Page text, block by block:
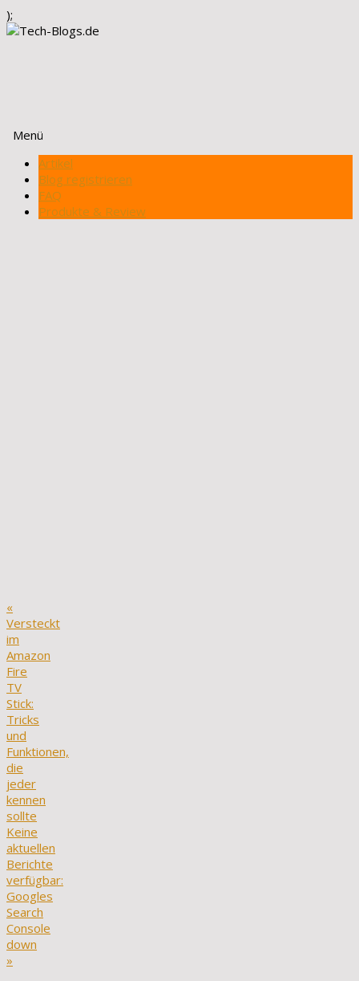
);
Menü
Zum
Inhalt
springen
Artikel
Blog registrieren
FAQ
Produkte & Review
«
Versteckt
im
Amazon
Fire
TV
Stick:
Tricks
und
Funktionen,
die
jeder
kennen
sollte
Keine
aktuellen
Berichte
verfügbar:
Googles
Search
Console
down
»